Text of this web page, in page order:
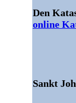
Den
online
Sankt